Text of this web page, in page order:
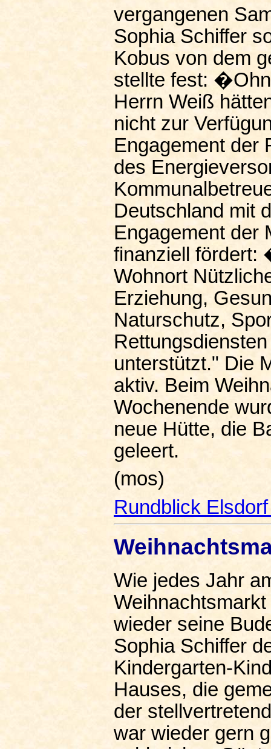
vergangenen
Sophia Schiffer
Kobus von dem
stellte fest:
Herrn Weiß
nicht zur
Engagement der
des
Deutschland mit
Engagement der
finanziell fördert:
Wohnort
Erziehung,
Naturschutz,
unterstützt." Die
aktiv. Beim
Wochenende
neue Hütte, die
geleert.
(mos)
Rundblick
Wie jedes Jahr
wieder seine
Sophia Schiffer
Kindergarten-
Hauses, die
der
war wieder gern